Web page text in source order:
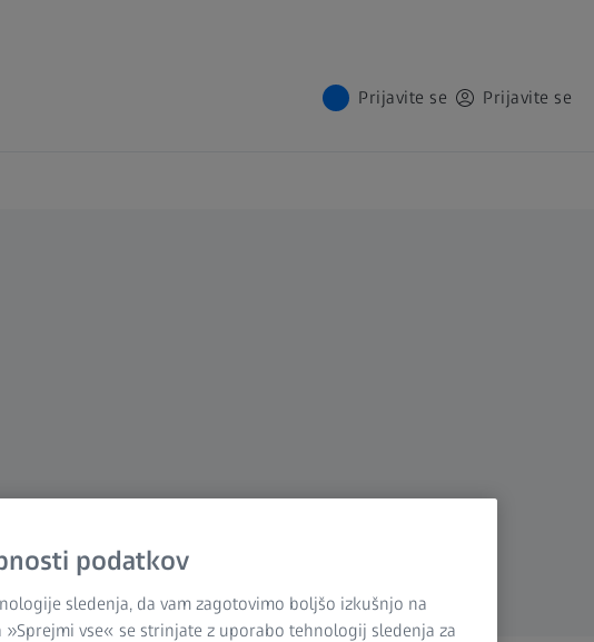
Prijavite se Prijavite se
podatkov
sledenja, da vam zagotovimo boljšo izkušnjo na
vse« se strinjate z uporabo tehnologij sledenja za